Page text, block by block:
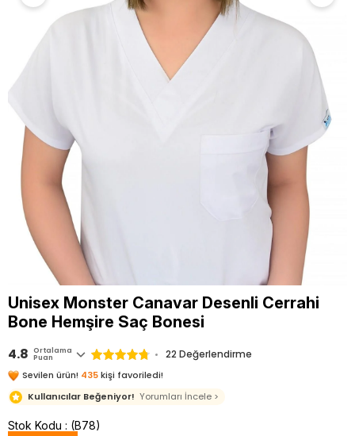
Unisex Monster Canavar Desenli Cerrahi
Bone Hemşire Saç Bonesi
4.8 Ortalama
Puan 22 Değerlendirme
Sevilen ürün! 435kişi favoriledi!
Kullanıcılar Beğeniyor! Yorumları İncele >
Stok Kodu (B78)